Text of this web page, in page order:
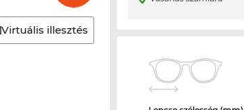
Virtuális illesztés